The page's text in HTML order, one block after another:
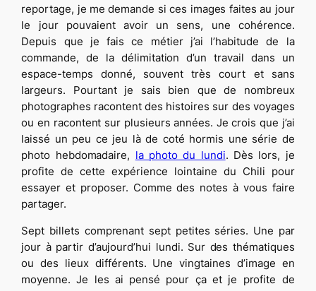
reportage, je me demande si ces images faites au jour
le jour pouvaient avoir un sens, une cohérence.
Depuis que je fais ce métier j’ai l’habitude de la
commande, de la délimitation d’un travail dans un
espace-temps donné, souvent très court et sans
largeurs. Pourtant je sais bien que de nombreux
photographes racontent des histoires sur des voyages
ou en racontent sur plusieurs années. Je crois que j’ai
laissé un peu ce jeu là de coté hormis une série de
photo hebdomadaire, la photo du lundi. Dès lors, je
profite de cette expérience lointaine du Chili pour
essayer et proposer. Comme des notes à vous faire
partager.
Sept billets comprenant sept petites séries. Une par
jour à partir d’aujourd’hui lundi. Sur des thématiques
ou des lieux différents. Une vingtaines d’image en
moyenne. Je les ai pensé pour ça et je profite de